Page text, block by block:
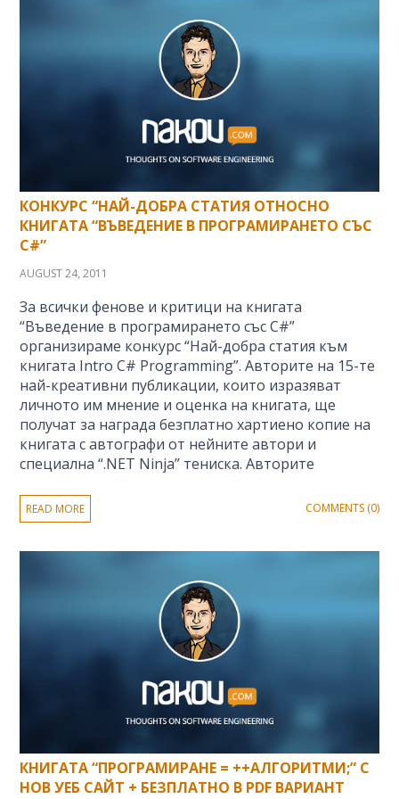
КОНКУРС “НАЙ-ДОБРА СТАТИЯ ОТНОСНО
КНИГАТА “ВЪВЕДЕНИЕ В ПРОГРАМИРАНЕТО СЪС
C#”
AUGUST 24, 2011
За всички фенове и критици на книгата
“Въведение в програмирането със C#”
организираме конкурс “Най-добра статия към
книгата Intro C# Programming”. Авторите на 15-те
най-креативни публикации, които изразяват
личното им мнение и оценка на книгата, ще
получат за награда безплатно хартиено копие на
книгата с автографи от нейните автори и
специална “.NET Ninja” тениска. Авторите
READ MORE COMMENTS (0)
КНИГАТА “ПРОГРАМИРАНЕ = ++АЛГОРИТМИ;” С
НОВ УЕБ САЙТ + БЕЗПЛАТНО В PDF ВАРИАНТ